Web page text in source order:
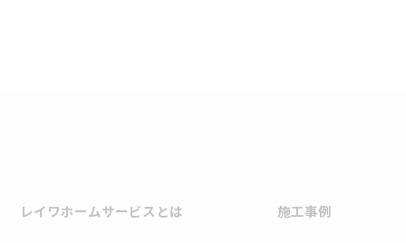
レイワホームサービスとは 施工事例